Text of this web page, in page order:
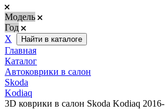
Модель
Год
Х
Найти в каталоге
Главная
Каталог
Автоковрики в салон
Skoda
Kodiaq
3D коврики в салон Skoda Kodiaq 2016-